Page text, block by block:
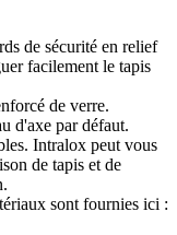
de sécurité en relief
facilement le tapis
de verre.
d'axe par défaut.
Intralox peut vous
de tapis et de
sont fournies ici :